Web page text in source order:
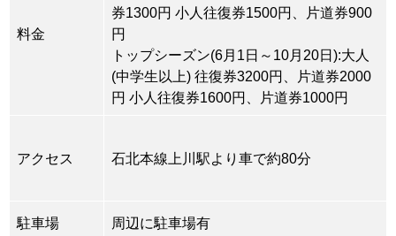
料金
券1300円 小人往復券1500円、片道券900
円
トップシーズン(6月1日～10月20日):大人
(中学生以上) 往復券3200円、片道券2000
円 小人往復券1600円、片道券1000円
アクセス 石北本線上川駅より車で約80分
駐車場 周辺に駐車場有